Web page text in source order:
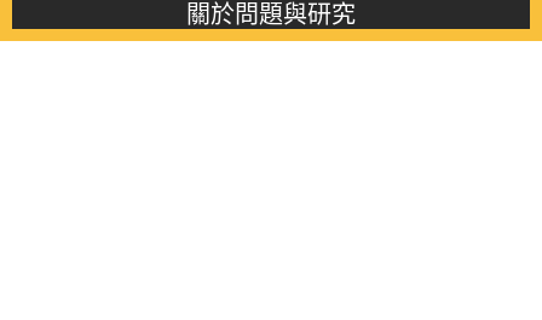
關於問題與研究
About this journal